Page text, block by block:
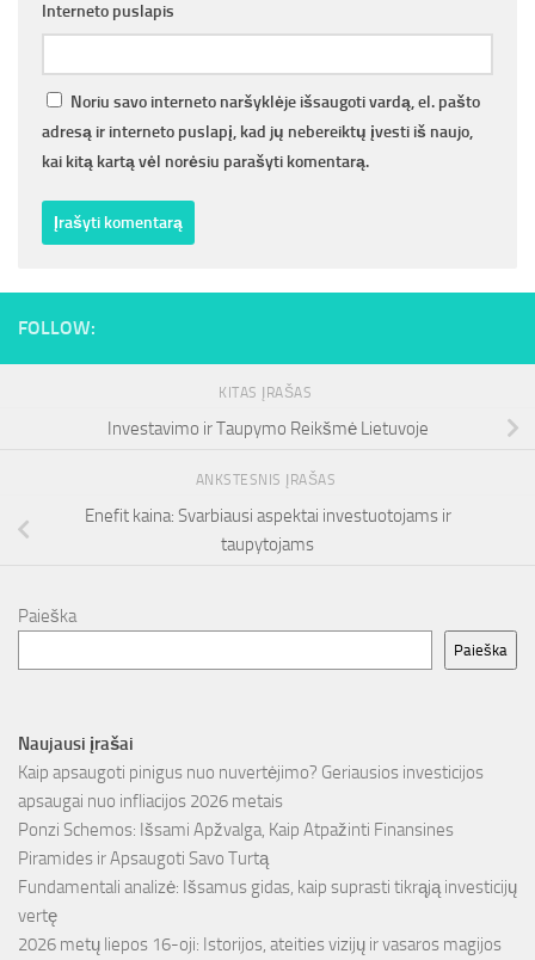
Interneto puslapis
Noriu savo interneto naršyklėje išsaugoti vardą, el. pašto
adresą ir interneto puslapį, kad jų nebereiktų įvesti iš naujo,
kai kitą kartą vėl norėsiu parašyti komentarą.
FOLLOW:
KITAS ĮRAŠAS
Investavimo ir Taupymo Reikšmė Lietuvoje
ANKSTESNIS ĮRAŠAS
Enefit kaina: Svarbiausi aspektai investuotojams ir
taupytojams
Paieška
Paieška
Naujausi įrašai
Kaip apsaugoti pinigus nuo nuvertėjimo? Geriausios investicijos
apsaugai nuo infliacijos 2026 metais
Ponzi Schemos: Išsami Apžvalga, Kaip Atpažinti Finansines
Piramides ir Apsaugoti Savo Turtą
Fundamentali analizė: Išsamus gidas, kaip suprasti tikrąją investicijų
vertę
2026 metų liepos 16-oji: Istorijos, ateities vizijų ir vasaros magijos